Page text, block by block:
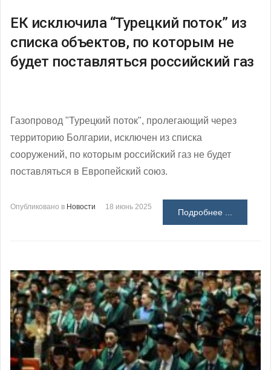
ЕК исключила “Турецкий поток” из
списка объектов, по которым не
будет поставляться российский газ
Газопровод "Турецкий поток", пролегающий через
территорию Болгарии, исключен из списка
сооружений, по которым российский газ не будет
поставляться в Европейский союз.
Опубликовано в Новости 18 июнь 2025
Подробнее ...